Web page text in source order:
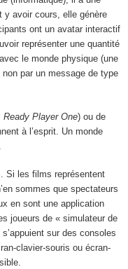
y avoir cours, elle génère
ont un avatar interactif
représenter une quantité
le monde physique (une
par un message de type
Ready Player One) ou de
à l’esprit. Un monde
Si les films représentent
sommes que spectateurs
en sont une application
joueurs de « simulateur de
sur des consoles
clavier-souris ou écran-